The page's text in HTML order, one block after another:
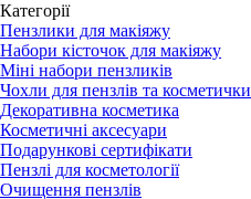
Категорії
Пензлики для макіяжу
Набори кісточок для макіяжу
Міні набори пензликів
Чохли для пензлів та косметички
Декоративна косметика
Косметичні аксесуари
Подарункові сертифікати
Пензлі для косметології
Очищення пензлів